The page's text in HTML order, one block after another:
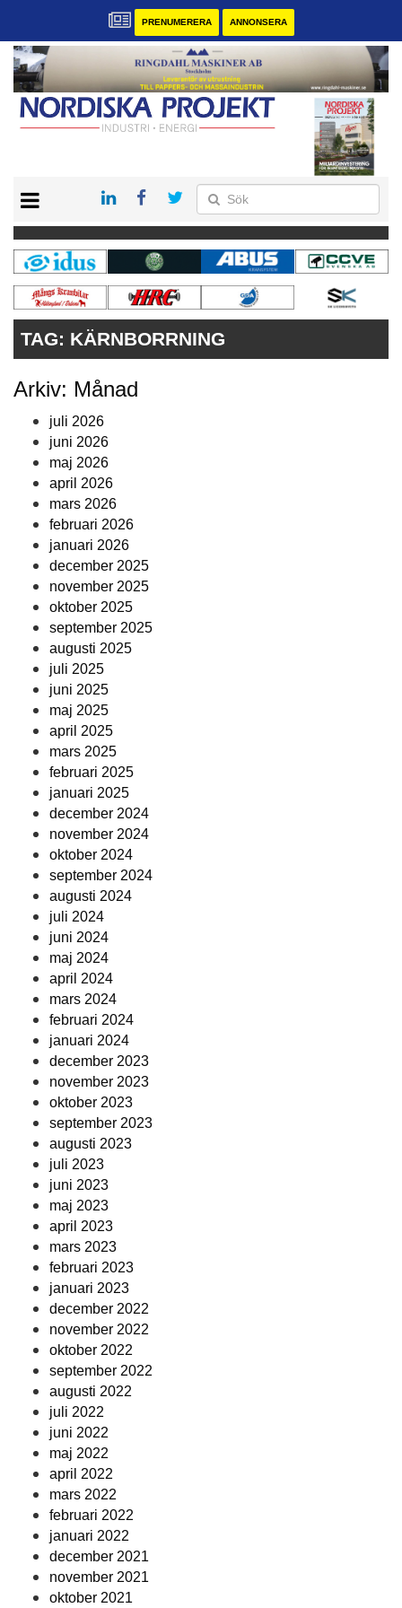
PRENUMERERA ANNONSERA
KONTAKT
VÅRA ANDRA MAGASIN
PRENUMERERA
ANNONSERA
TAG: KÄRNBORRNING
Arkiv: Månad
juli 2026
juni 2026
maj 2026
april 2026
mars 2026
februari 2026
januari 2026
december 2025
november 2025
oktober 2025
september 2025
augusti 2025
juli 2025
juni 2025
maj 2025
april 2025
mars 2025
februari 2025
januari 2025
december 2024
november 2024
oktober 2024
september 2024
augusti 2024
juli 2024
juni 2024
maj 2024
april 2024
mars 2024
februari 2024
januari 2024
december 2023
november 2023
oktober 2023
september 2023
augusti 2023
juli 2023
juni 2023
maj 2023
april 2023
mars 2023
februari 2023
januari 2023
december 2022
november 2022
oktober 2022
september 2022
augusti 2022
juli 2022
juni 2022
maj 2022
april 2022
mars 2022
februari 2022
januari 2022
december 2021
november 2021
oktober 2021